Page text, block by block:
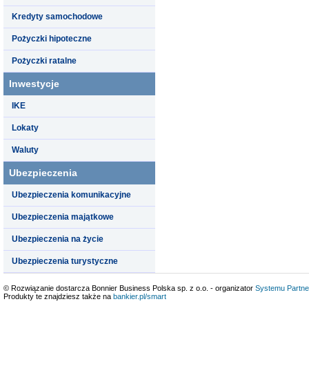
Kredyty samochodowe
Pożyczki hipoteczne
Pożyczki ratalne
Inwestycje
IKE
Lokaty
Waluty
Ubezpieczenia
Ubezpieczenia komunikacyjne
Ubezpieczenia majątkowe
Ubezpieczenia na życie
Ubezpieczenia turystyczne
© Rozwiązanie dostarcza Bonnier Business Polska sp. z o.o. - organizator Systemu
Produkty te znajdziesz także na bankier.pl/smart